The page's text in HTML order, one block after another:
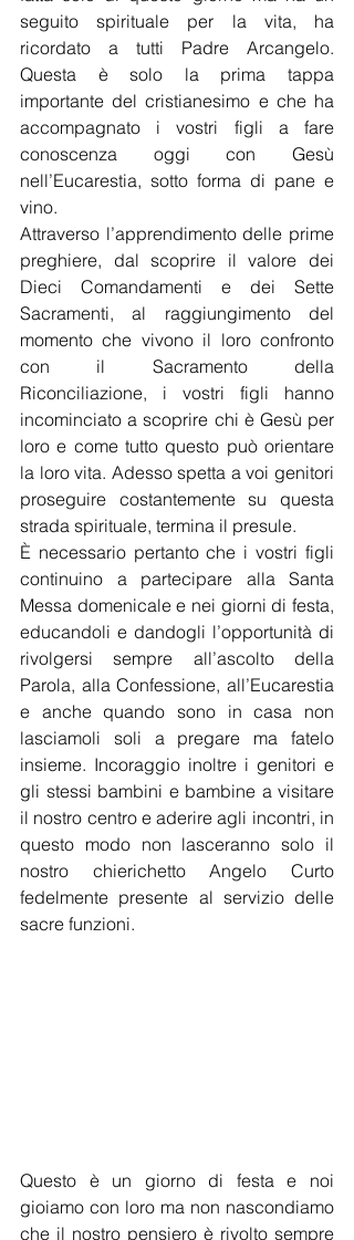
seguito spirituale per la vita, ha
ricordato a tutti Padre Arcangelo.
Questa è solo la prima tappa
importante del cristianesimo e che ha
accompagnato i vostri figli a fare
conoscenza oggi con Gesù
nell’Eucarestia, sotto forma di pane e
vino.
Attraverso l’apprendimento delle prime
preghiere, dal scoprire il valore dei
Dieci Comandamenti e dei Sette
Sacramenti, al raggiungimento del
momento che vivono il loro confronto
con il Sacramento della
Riconciliazione, i vostri figli hanno
incominciato a scoprire chi è Gesù per
loro e come tutto questo può orientare
la loro vita. Adesso spetta a voi genitori
proseguire costantemente su questa
strada spirituale, termina il presule.
È necessario pertanto che i vostri figli
continuino a partecipare alla Santa
Messa domenicale e nei giorni di festa,
educandoli e dandogli l’opportunità di
rivolgersi sempre all’ascolto della
Parola, alla Confessione, all’Eucarestia
e anche quando sono in casa non
lasciamoli soli a pregare ma fatelo
insieme. Incoraggio inoltre i genitori e
gli stessi bambini e bambine a visitare
il nostro centro e aderire agli incontri, in
questo modo non lasceranno solo il
nostro chierichetto Angelo Curto
fedelmente presente al servizio delle
sacre funzioni.
Questo è un giorno di festa e noi
gioiamo con loro ma non nascondiamo
che il nostro pensiero è rivolto sempre